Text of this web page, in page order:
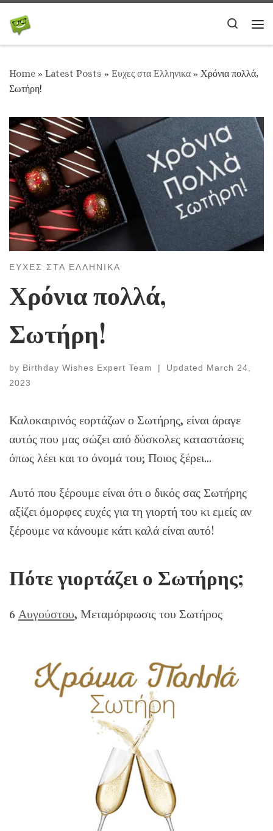
Skip to content
Search
Home » Latest Posts » Ευχες στα Ελληνικα » Χρόνια πολλά,
Σωτήρη!
ΕΥΧΕΣ ΣΤΑ ΕΛΛΗΝΙΚΑ
Χρόνια πολλά,
Σωτήρη!
by Birthday Wishes Expert Team | Updated March 24,
2023
Καλοκαιρινός εορτάζων ο Σωτήρης, είναι άραγε
αυτός που μας σώζει από δύσκολες καταστάσεις
όπως λέει και το όνομά του; Ποιος ξέρει…
Αυτό που ξέρουμε είναι ότι ο δικός σας Σωτήρης
αξίζει όμορφες ευχές για τη γιορτή του κι εμείς αν
ξέρουμε να κάνουμε κάτι καλά είναι αυτό!
Πότε γιορτάζει ο Σωτήρης;
6 Αυγούστου, Μεταμόρφωσις του Σωτήρος